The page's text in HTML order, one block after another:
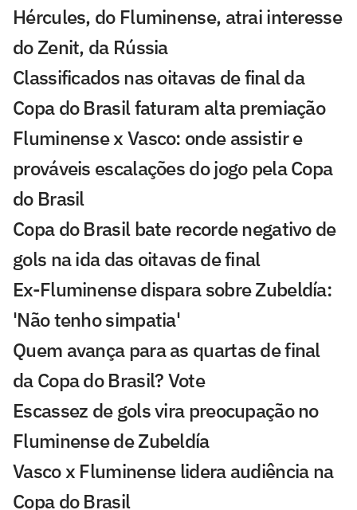
Hércules, do Fluminense, atrai interesse
do Zenit, da Rússia
Classificados nas oitavas de final da
Copa do Brasil faturam alta premiação
Fluminense x Vasco: onde assistir e
prováveis escalações do jogo pela Copa
do Brasil
Copa do Brasil bate recorde negativo de
gols na ida das oitavas de final
Ex-Fluminense dispara sobre Zubeldía:
'Não tenho simpatia'
Quem avança para as quartas de final
da Copa do Brasil? Vote
Escassez de gols vira preocupação no
Fluminense de Zubeldía
Vasco x Fluminense lidera audiência na
Copa do Brasil